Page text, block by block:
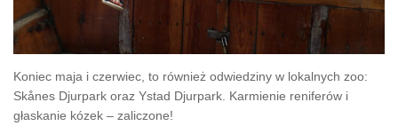
Koniec maja i czerwiec, to również odwiedziny w lokalnych zoo:
Skånes Djurpark oraz Ystad Djurpark. Karmienie reniferów i
głaskanie kózek – zaliczone!